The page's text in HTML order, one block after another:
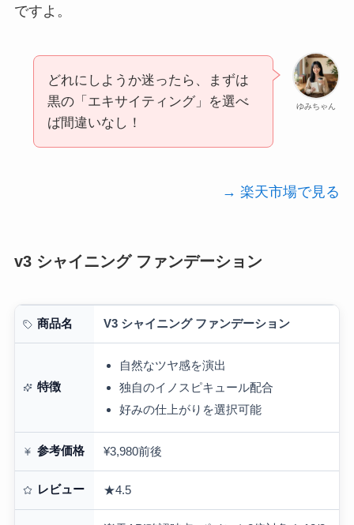
ですよ。
ゆみちゃん
どれにしようか迷ったら、まずは
黒の「エキサイティング」を選べ
ば間違いなし！
→ 楽天市場で見る
v3 シャイニング ファンデーション
商品名 V3 シャイニング ファンデーション
特徴
自然なツヤ感を演出
独自のイノスピキュール配合
好みの仕上がりを選択可能
参考価格 ¥3,980前後
レビュー ★4.5